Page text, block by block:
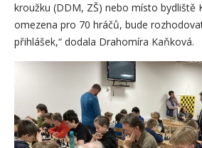
kroužku (DDM, ZŠ) nebo místo bydliště
omezena pro 70 hráčů, bude
přihlášek,“ dodala Drahomíra Kaňková.